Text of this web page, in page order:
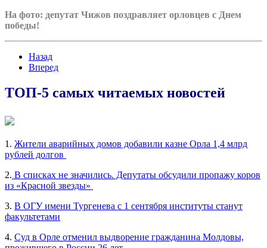
На фото: депутат Чижов поздравляет орловцев с Днем
победы!
Назад
Вперед
ТОП-5 самых читаемых новостей
1. Жители аварийных домов добавили казне Орла 1,4 млрд
рублей долгов
2. В списках не значились. Депутаты обсудили пропажу коров
из «Красной звезды»
3. В ОГУ имени Тургенева с 1 сентября институты станут
факультетами
4. Суд в Орле отменил выдворение гражданина Молдовы,